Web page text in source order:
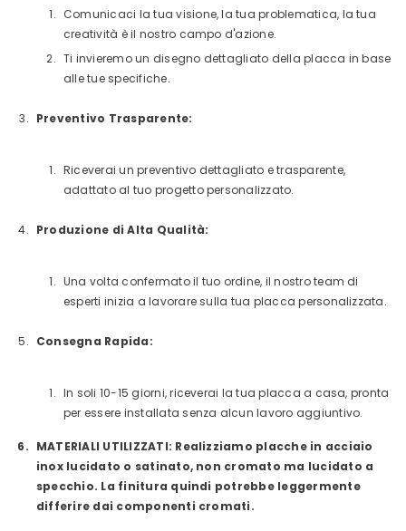
Comunicaci la tua visione, la tua problematica, la tua
creatività è il nostro campo d'azione.
Ti invieremo un disegno dettagliato della placca in base
alle tue specifiche.
Preventivo Trasparente:
Riceverai un preventivo dettagliato e trasparente,
adattato al tuo progetto personalizzato.
Produzione di Alta Qualità:
Una volta confermato il tuo ordine, il nostro team di
esperti inizia a lavorare sulla tua placca personalizzata.
Consegna Rapida:
In soli 10-15 giorni, riceverai la tua placca a casa, pronta
per essere installata senza alcun lavoro aggiuntivo.
MATERIALI UTILIZZATI: Realizziamo placche in acciaio
inox lucidato o satinato, non cromato ma lucidato a
specchio. La finitura quindi potrebbe leggermente
differire dai componenti cromati.